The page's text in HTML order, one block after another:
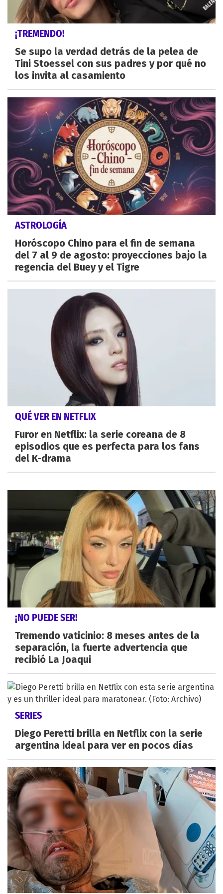
¡TREMENDO!
Se supo la verdad detrás de la pelea de
Tini Stoessel con sus padres y por qué no
los invita al casamiento
ASTROLOGÍA
Horóscopo Chino para el fin de semana
del 7 al 9 de agosto: proyecciones bajo la
regencia del Buey y el Tigre
QUÉ VER EN NETFLIX
Furor en Netflix: la serie coreana de 8
episodios que es perfecta para los fans
del K-drama
¡NO PUEDE SER!
Tremendo vaticinio: 8 meses antes de la
separación, la fuerte advertencia que
recibió La Joaqui
SERIES
Diego Peretti brilla en Netflix con la serie
argentina ideal para ver en pocos días